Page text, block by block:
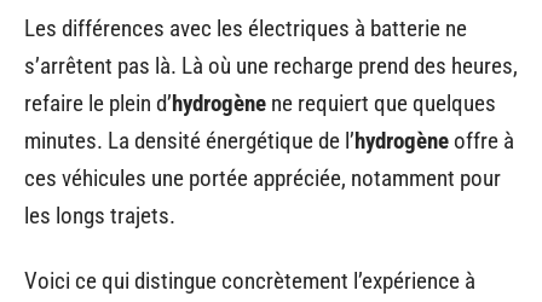
Les différences avec les électriques à batterie ne
s’arrêtent pas là. Là où une recharge prend des heures,
refaire le plein d’hydrogène ne requiert que quelques
minutes. La densité énergétique de l’hydrogène offre à
ces véhicules une portée appréciée, notamment pour
les longs trajets.
Voici ce qui distingue concrètement l’expérience à